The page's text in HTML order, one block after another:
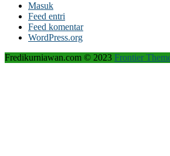
Masuk
Feed entri
Feed komentar
WordPress.org
Fredikurniawan.com © 2023 Frontier